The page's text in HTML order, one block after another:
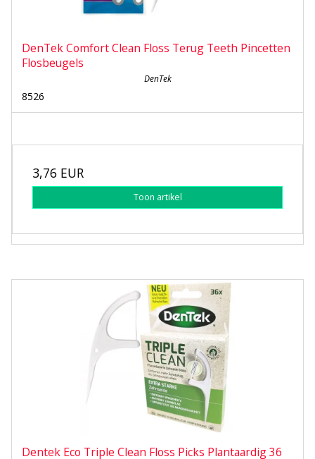
DenTek Comfort Clean Floss Terug Teeth Pincetten
Flosbeugels
DenTek
8526
3,76 EUR
Toon artikel
Dentek Eco Triple Clean Floss Picks Plantaardig 36